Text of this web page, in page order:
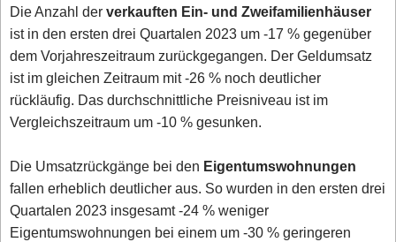
Die Anzahl derverkauften Ein- und Zweifamilienhäuser
ist in den ersten drei Quartalen 2023 um -17 % gegenüber
dem Vorjahreszeitraum zurückgegangen. Der Geldumsatz
ist im gleichen Zeitraum mit -26 % noch deutlicher
rückläufig. Das durchschnittliche Preisniveau ist im
Vergleichszeitraum um -10 % gesunken.
Die Umsatzrückgänge bei den Eigentumswohnungen
fallen erheblich deutlicher aus. So wurden in den ersten drei
Quartalen 2023 insgesamt -24 % weniger
Eigentumswohnungen bei einem um -30 % geringeren